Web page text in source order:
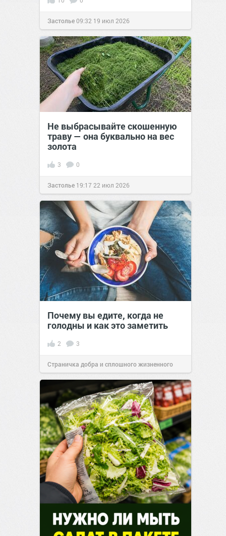
Застолье09:32 19 июл 2026
Не выбрасывайте скошенную
траву — она буквально на вес
золота
3 0
Застолье 19:17 22 июл 2026
Почему вы едите, когда не
голодны и как это заметить
2 3
Страничка добра и сплошного жизненного
позитива!14:3823 июл 2026